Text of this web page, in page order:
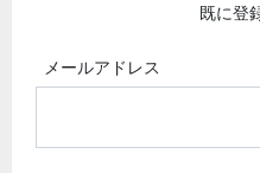
既に登
メールアドレス